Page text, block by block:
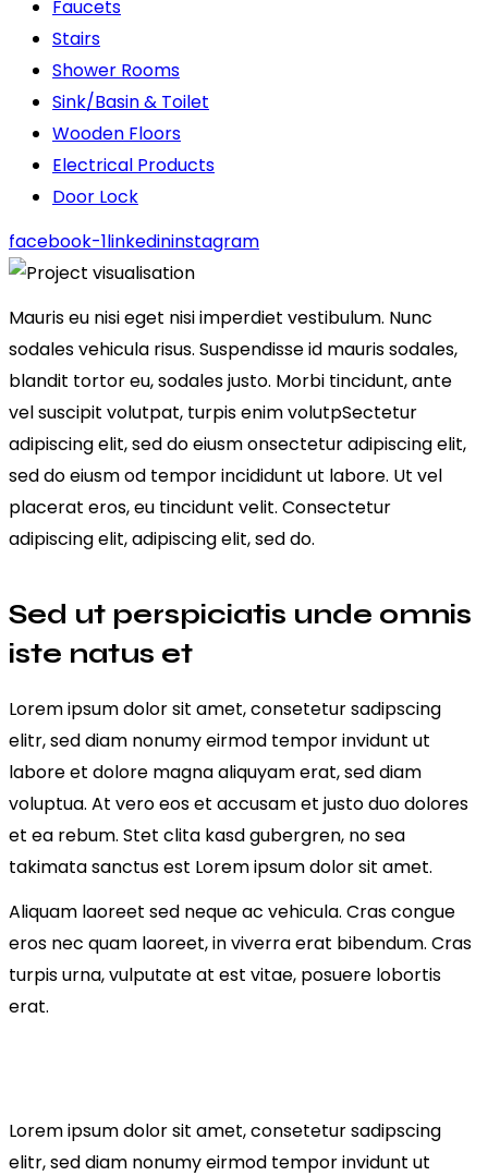
Faucets
Stairs
Shower Rooms
Sink/Basin & Toilet
Wooden Floors
Electrical Products
Door Lock
facebook-1linkedininstagram
Mauris eu nisi eget nisi imperdiet vestibulum. Nunc
sodales vehicula risus. Suspendisse id mauris sodales,
blandit tortor eu, sodales justo. Morbi tincidunt, ante
vel suscipit volutpat, turpis enim volutpSectetur
adipiscing elit, sed do eiusm onsectetur adipiscing elit,
sed do eiusm od tempor incididunt ut labore. Ut vel
placerat eros, eu tincidunt velit. Consectetur
adipiscing elit, adipiscing elit, sed do.
Sed ut perspiciatis unde omnis
iste natus et
Lorem ipsum dolor sit amet, consetetur sadipscing
elitr, sed diam nonumy eirmod tempor invidunt ut
labore et dolore magna aliquyam erat, sed diam
voluptua. At vero eos et accusam et justo duo dolores
et ea rebum. Stet clita kasd gubergren, no sea
takimata sanctus est Lorem ipsum dolor sit amet.
Aliquam laoreet sed neque ac vehicula. Cras congue
eros nec quam laoreet, in viverra erat bibendum. Cras
turpis urna, vulputate at est vitae, posuere lobortis
erat.
Lorem ipsum dolor sit amet, consetetur sadipscing
elitr, sed diam nonumy eirmod tempor invidunt ut